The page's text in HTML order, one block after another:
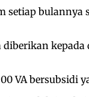
VA bersubsidi